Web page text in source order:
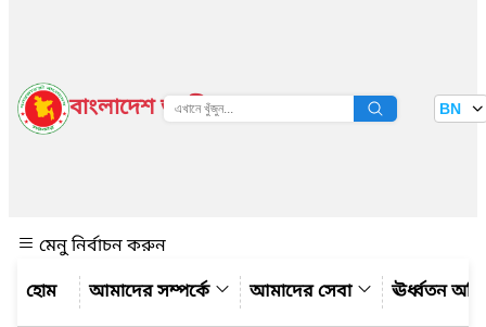
বাংলাদেশ জাতীয় তথ্য বাতায়ন BN
মেনু নির্বাচন করুন
আমাদের সম্পর্কে
আমাদের সেবা ঊর্ধ্বতন